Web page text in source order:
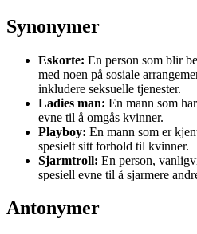
Synonymer
Eskorte: En person som blir
med noen på sosiale
inkludere seksuelle tjenester.
Ladies man: En mann som
evne til å omgås kvinner.
Playboy: En mann som er
spesielt sitt forhold til kvinner.
Sjarmtroll: En person,
spesiell evne til å sjarmere
Antonymer